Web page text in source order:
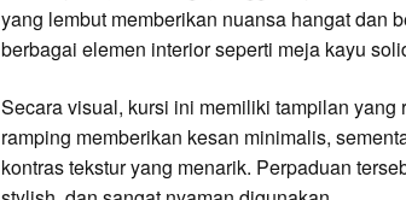
yang lembut memberikan nuansa hangat dan
berbagai elemen interior seperti meja kayu
Secara visual, kursi ini memiliki tampilan
ramping memberikan kesan minimalis,
kontras tekstur yang menarik. Perpaduan